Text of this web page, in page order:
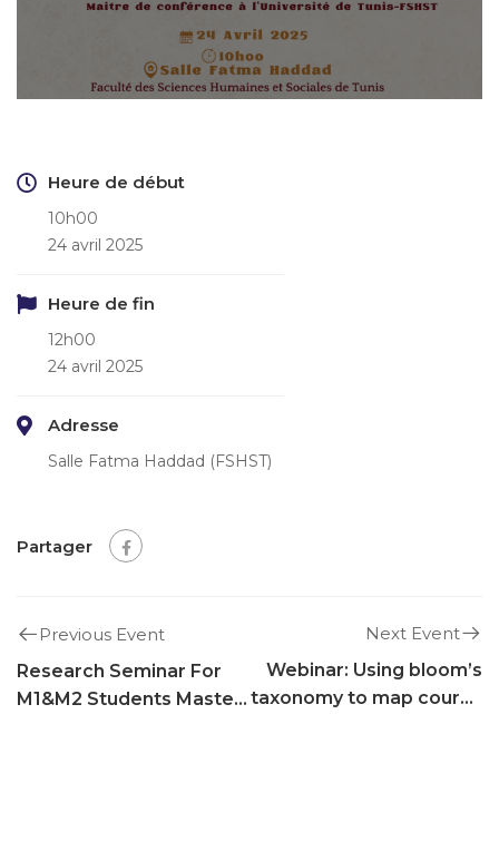
Heure de début
10h00
24 avril 2025
Heure de fin
12h00
24 avril 2025
Adresse
Salle Fatma Haddad (FSHST)
Partager
Previous Event
Research Seminar For
M1&M2 Students Master
Next Event
Webinar: Using bloom’s
taxonomy to map course